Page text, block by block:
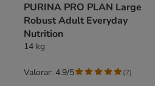
PURINA PRO PLAN Large
Robust Adult Everyday
Nutrition
14 kg
Valorar: 4.9/5 (7)